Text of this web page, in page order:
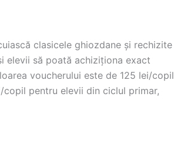
clasicele ghiozdane și rechizite
elevii să poată achiziționa exact
voucherului este de 125 lei/copil
pentru elevii din ciclul primar,